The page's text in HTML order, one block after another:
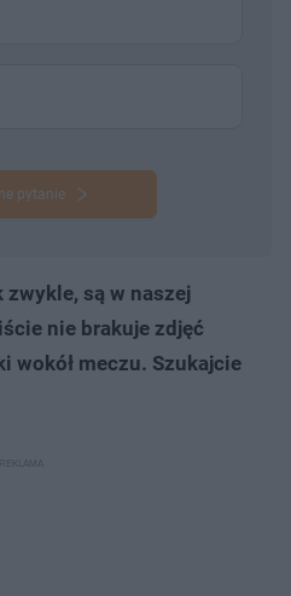
pytanie
zwykle, są w naszej
nie brakuje zdjęć
wokół meczu. Szukajcie